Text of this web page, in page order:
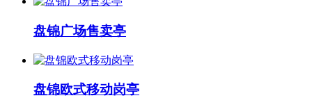
盘锦广场售卖亭
盘锦欧式移动岗亭